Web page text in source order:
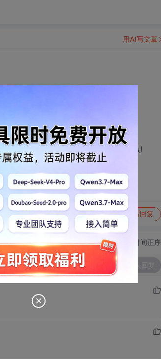
应用和驱动开发
拿道什么样的待遇？请指点，不胜感激!
举报 写回复
用AI写文章
切换为时间正序